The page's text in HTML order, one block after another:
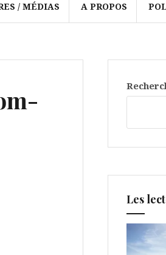
/ MÉDIAS A PROPOS
Les